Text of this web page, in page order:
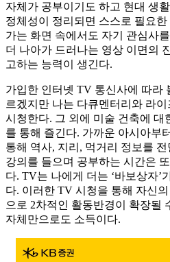
자체가 공부이기도 하고 현대 생
정체성이 정리되면 스스로 필요
가는 화면 속에서도 자기 관심사
더 나아가 드러나는 영상 이면의
고하는 능력이 생긴다.
가입한 인터넷 TV 통신사에 따라
르겠지만 나는 다큐멘터리와 라
시청한다. 그 외에 미술 건축에 대
를 통해 즐긴다. 가까운 아시아부
통해 역사, 지리, 먹거리 정보를
강의를 들으며 공부하는 시간은
다. TV는 나에게 더는 ‘바보상자’
다. 이러한 TV 시청을 통해 자신
으로 2차적인 활동반경이 확장될
자체만으로도 소득이다.